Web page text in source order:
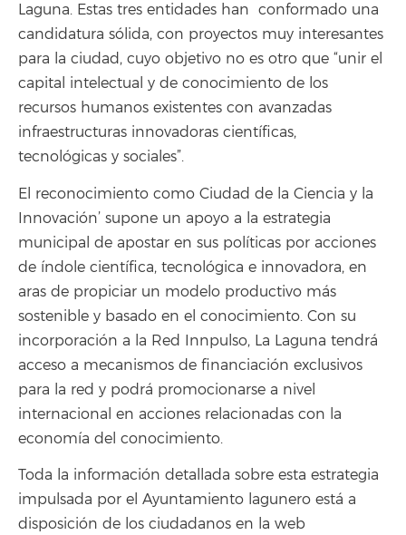
Laguna. Estas tres entidades han conformado una
candidatura sólida, con proyectos muy interesantes
para la ciudad, cuyo objetivo no es otro que “unir el
capital intelectual y de conocimiento de los
recursos humanos existentes con avanzadas
infraestructuras innovadoras científicas,
tecnológicas y sociales”.
El reconocimiento como Ciudad de la Ciencia y la
Innovación’ supone un apoyo a la estrategia
municipal de apostar en sus políticas por acciones
de índole científica, tecnológica e innovadora, en
aras de propiciar un modelo productivo más
sostenible y basado en el conocimiento. Con su
incorporación a la Red Innpulso, La Laguna tendrá
acceso a mecanismos de financiación exclusivos
para la red y podrá promocionarse a nivel
internacional en acciones relacionadas con la
economía del conocimiento.
Toda la información detallada sobre esta estrategia
impulsada por el Ayuntamiento lagunero está a
disposición de los ciudadanos en la web